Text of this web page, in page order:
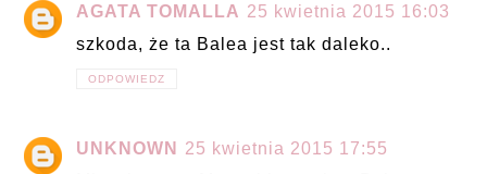
AGATA TOMALLA 25 kwietnia 2015 16:03
szkoda, że ta Balea jest tak daleko..
ODPOWIEDZ
UNKNOWN
25 kwietnia 2015 17:55